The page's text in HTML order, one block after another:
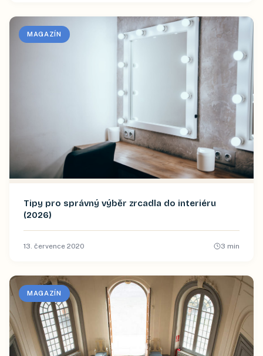
MAGAZÍN
Tipy pro správný výběr zrcadla do interiéru
(2026)
13. července 2020 3 min
MAGAZÍN